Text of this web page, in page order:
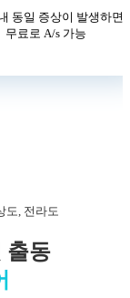
동일 증상이 발생하면
무료로 A/s 가능
도, 전라도
출동